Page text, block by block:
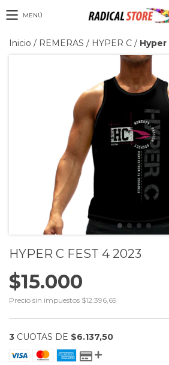
MENÚ
Inicio / REMERAS / HYPER C / Hyper
HYPER C FEST 4 2023
$15.000
Precio sin impuestos $12.396,69
3 CUOTAS DE $6.137,50